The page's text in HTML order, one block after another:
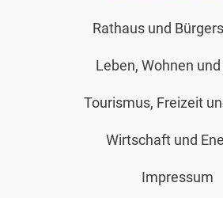
Rathaus und
Leben, Wohnen
Tourismus, Freizeit
Wirtschaft und
Impressum